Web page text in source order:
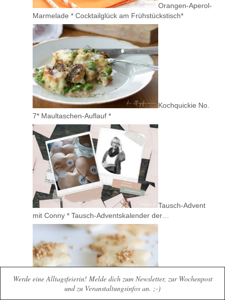
Orangen-Aperol-
Marmelade * Cocktailglück am Frühstückstisch*
Kochquickie No.
7* Maultaschen-Auflauf *
Tausch-Advent
mit Conny * Tausch-Adventskalender der…
Werde eine Alltagsfeierin! Melde dich zum Newsletter, zur Wochenpost
und zu Veranstaltungsinfos an. ;-)